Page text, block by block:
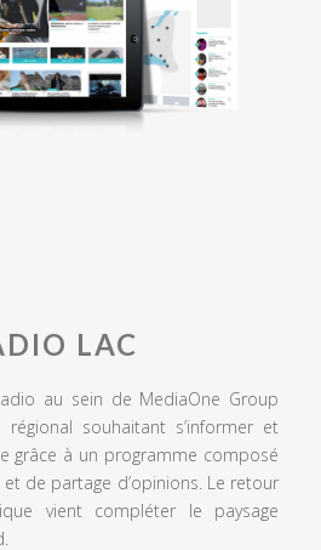
LAC
au sein de MediaOne Group
souhaitant s’informer et
grâce à un programme composé
de partage d’opinions. Le retour
vient compléter le paysage